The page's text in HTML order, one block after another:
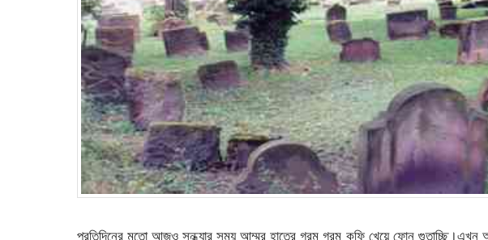
প্রতিদিনের মতো আজও সন্ধ্যার সময় আম্মুর হাতের গরম গরম কফি খেয়ে ফোন গুতাচ্ছি।এখন